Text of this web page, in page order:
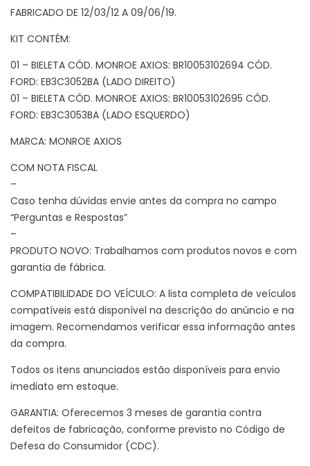
FABRICADO DE 12/03/12 A 09/06/19.
KIT CONTÉM:
01 – BIELETA CÓD. MONROE AXIOS: BR10053102694 CÓD.
FORD: EB3C3052BA (LADO DIREITO)
01 – BIELETA CÓD. MONROE AXIOS: BR10053102695 CÓD.
FORD: EB3C3053BA (LADO ESQUERDO)
MARCA: MONROE AXIOS
COM NOTA FISCAL
–
Caso tenha dúvidas envie antes da compra no campo
“Perguntas e Respostas”
–
PRODUTO NOVO: Trabalhamos com produtos novos e com
garantia de fábrica.
COMPATIBILIDADE DO VEÍCULO: A lista completa de veículos
compatíveis está disponível na descrição do anúncio e na
imagem. Recomendamos verificar essa informação antes
da compra.
Todos os itens anunciados estão disponíveis para envio
imediato em estoque.
GARANTIA: Oferecemos 3 meses de garantia contra
defeitos de fabricação, conforme previsto no Código de
Defesa do Consumidor (CDC).